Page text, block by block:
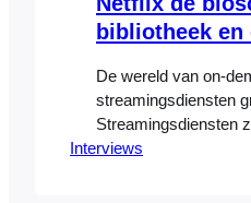
bibliotheek en
De wereld van on-
streamingsdiensten
Streamingsdiensten
Netflix maken het
Interviews